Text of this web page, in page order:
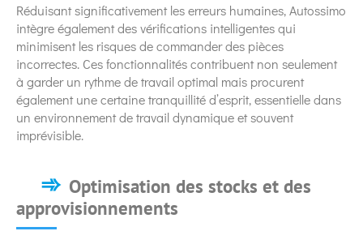
Réduisant significativement les erreurs humaines, Autossimo
intègre également des vérifications intelligentes qui
minimisent les risques de commander des pièces
incorrectes. Ces fonctionnalités contribuent non seulement
à garder un rythme de travail optimal mais procurent
également une certaine tranquillité d’esprit, essentielle dans
un environnement de travail dynamique et souvent
imprévisible.
Optimisation des stocks et des
approvisionnements